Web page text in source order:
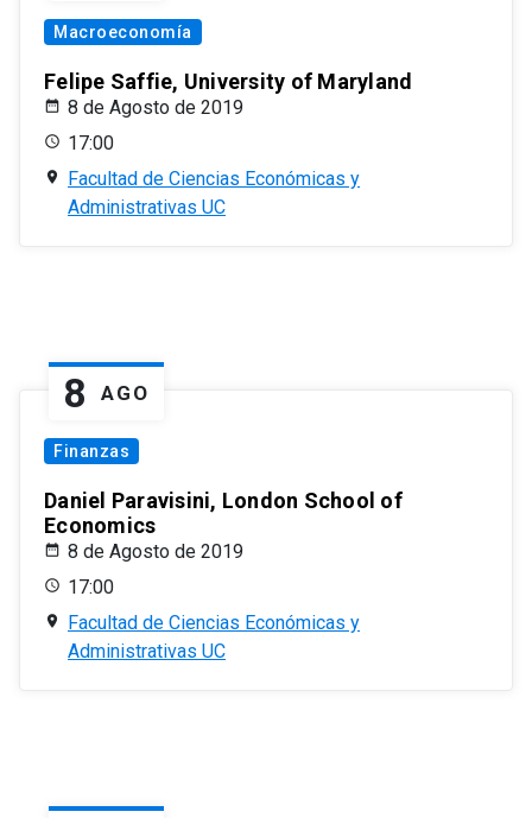
Macroeconomía
Felipe Saffie, University of Maryland
8 de Agosto de 2019
17:00
Facultad de Ciencias Económicas y
Administrativas UC
8 AGO
Finanzas
Daniel Paravisini, London School of
Economics
8 de Agosto de 2019
17:00
Facultad de Ciencias Económicas y
Administrativas UC